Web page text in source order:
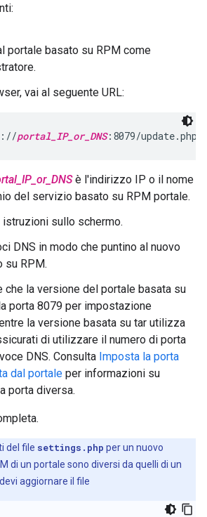
portale basato su RPM come
vai al seguente URL:
portal_IP_or_DNS:8079/update.php
è l'indirizzo IP o il nome
del servizio basato su RPM portale.
istruzioni sullo schermo.
DNS in modo che puntino al nuovo
su RPM.
che la versione del portale basata su
porta 8079 per impostazione
la versione basata su tar utilizza
di utilizzare il numero di porta
DNS. Consulta Imposta la porta
dal portale per informazioni su
porta diversa.
del file settings.php per un nuovo
di un portale sono diversi da quelli di un
aggiornare il file